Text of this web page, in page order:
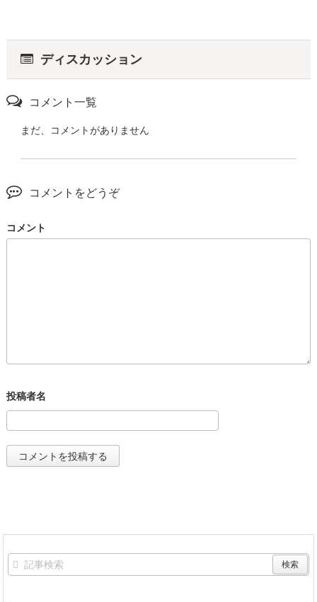
ディスカッション
コメント一覧
まだ、コメントがありません
コメントをどうぞ
コメント